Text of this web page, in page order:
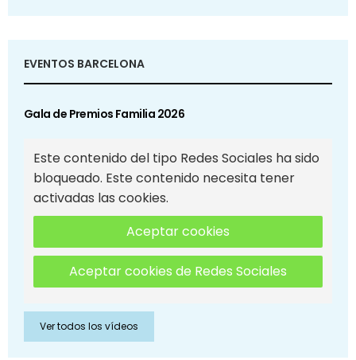
EVENTOS BARCELONA
Gala de Premios Familia 2026
Este contenido del tipo Redes Sociales ha sido
bloqueado. Este contenido necesita tener
activadas las cookies.
Aceptar cookies
Aceptar cookies de Redes Sociales
Ver todos los vídeos